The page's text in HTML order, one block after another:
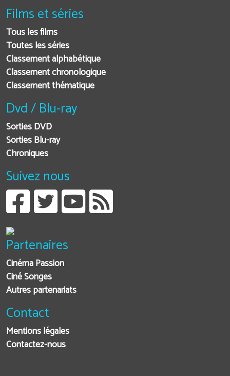
Films et séries
Tous les films
Toutes les séries
Classement alphabétique
Classement chronologique
Classement thématique
Dvd / Blu-ray
Sorties DVD
Sorties Blu-ray
Chroniques
Suivez nous
Partenaires
Cinéma Passion
Ciné Songes
Autres partenariats
Contact
Mentions légales
Contactez-nous